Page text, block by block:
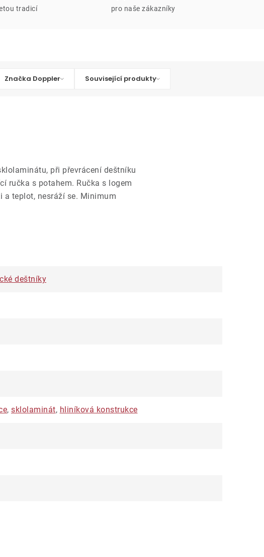
tradicí pro naše zákazníky
Značka Doppler Související produkty
při převrácení deštníku
ručka s potahem. Ručka s logem
a teplot, nesráží se. Minimum
deštníky
, sklolaminát, hliníková konstrukce